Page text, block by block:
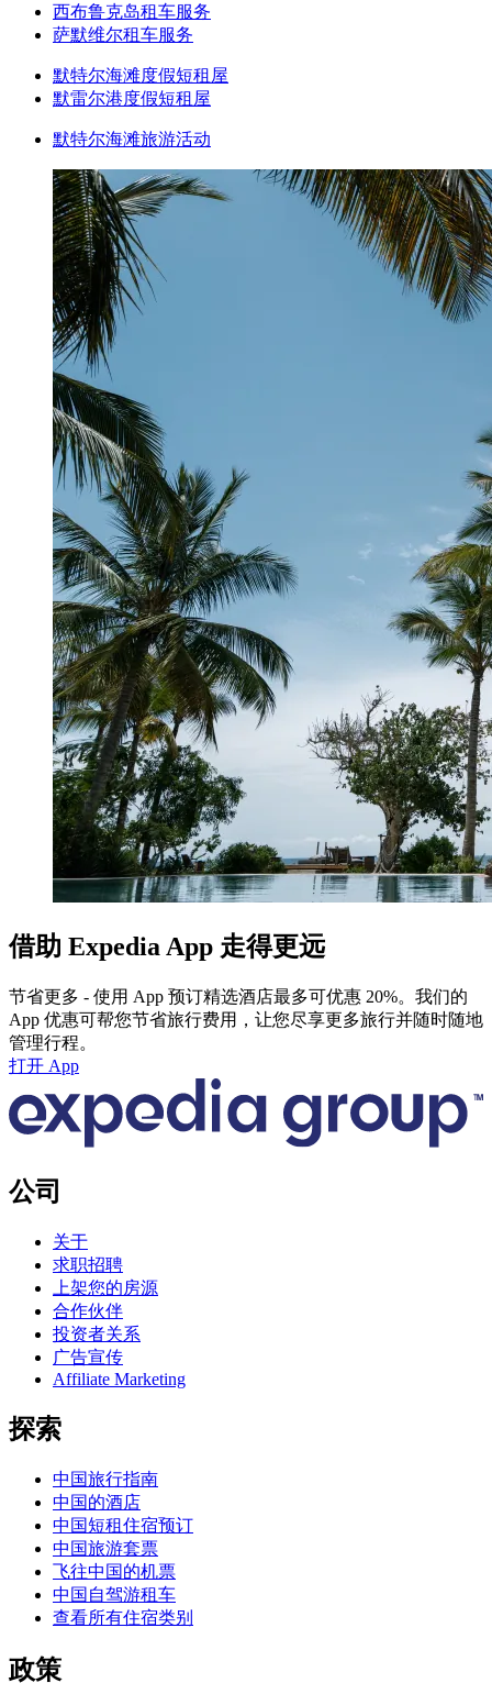
西布鲁克岛租车服务
萨默维尔租车服务
默特尔海滩度假短租屋
默雷尔港度假短租屋
默特尔海滩旅游活动
借助 Expedia App 走得更远
节省更多 - 使用 App 预订精选酒店最多可优惠 20%。我们的
App 优惠可帮您节省旅行费用，让您尽享更多旅行并随时随地
管理行程。
打开 App
公司
关于
求职招聘
上架您的房源
合作伙伴
投资者关系
广告宣传
Affiliate Marketing
探索
中国旅行指南
中国的酒店
中国短租住宿预订
中国旅游套票
飞往中国的机票
中国自驾游租车
查看所有住宿类别
政策